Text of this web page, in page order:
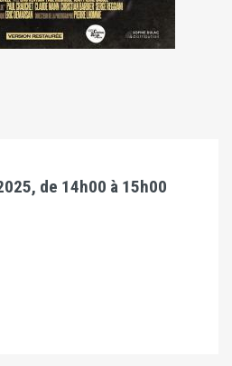
de 14h00 à 15h00